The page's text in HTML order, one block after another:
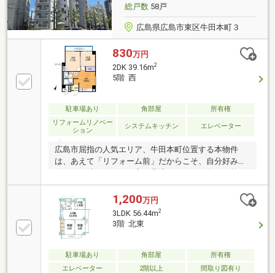
総戸数58戸
広島県広島市東区牛田本町３
830万円
2DK 39.16m2
5階 西
駐車場あり 角部屋
所有権
リフォームリノベー
ション
システムキッチン エレベーター
広島市屈指の人気エリア、牛田本町位置する本物件
は、あえて「リフォーム前」だからこそ、自分好みの
八丁堀や広島駅へも軽快にアクセス。都心近くで、
「自分だけの理想」を賢い価格で手に入れませんか。
弊社でリフォームも可能です。
1,200万円
3LDK 56.44m2
3階 北東
駐車場あり 角部屋
所有権
エレベーター
2階以上 間取り図有り